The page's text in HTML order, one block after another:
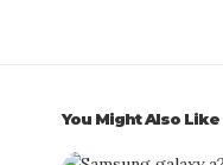
You Might Also Like